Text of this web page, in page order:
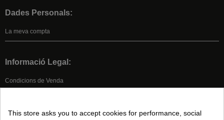
Dades Personals:
La meva compta
Informació Legal:
Condicions de Venda
This store asks you to accept cookies for performance, social